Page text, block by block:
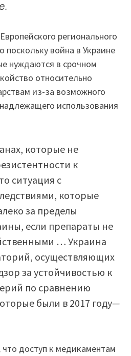
регионального
война в Украине
нуждаются в срочном
относительно
из-за возможного
использования
которые не
к
ситуация с
которые
за пределы
если препараты не
… Украина
осуществляющих
за устойчивостью к
по сравнению
были в 2017 году—
доступ к медикаментам